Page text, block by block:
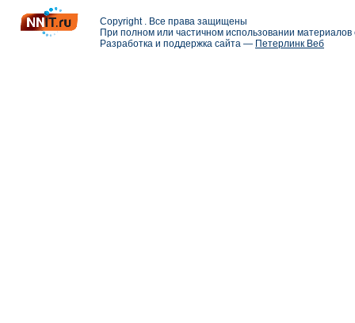
Copyright . Все права защищены
При полном или частичном использовании
Разработка и поддержка сайта — Петерлинк Веб